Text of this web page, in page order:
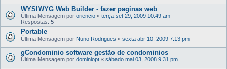
WYSIWYG Web Builder - fazer paginas web
Última Mensagem por oriencio « terça set 29, 2009 10:49 am
Respostas: 5
Portable
Última Mensagem por Nuno Rodrigues « sexta abr 10, 2009 7:13 pm
gCondominio software gestão de condominios
Última Mensagem por dominiopt « sábado mai 03, 2008 9:31 pm